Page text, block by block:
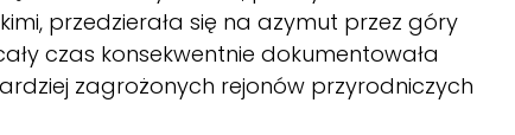
przedzierała się na azymut przez góry
czas konsekwentnie dokumentowała
zagrożonych rejonów przyrodniczych